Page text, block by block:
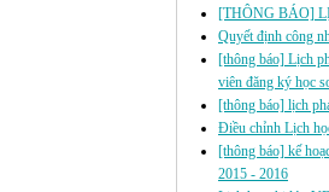
[THÔNG BÁO]
Quyết định công
[thông báo] Lịch
viên đăng ký học
[thông báo] lịch
Điều chỉnh Lịch
[thông báo] kế
2015 - 2016